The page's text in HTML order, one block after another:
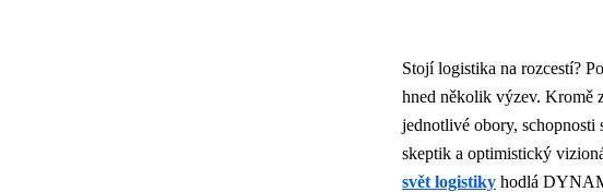
Stojí logistika na rozcestí?
hned několik výzev. Kromě
jednotlivé obory, schopnosti
skeptik a optimistický
svět logistiky hodlá